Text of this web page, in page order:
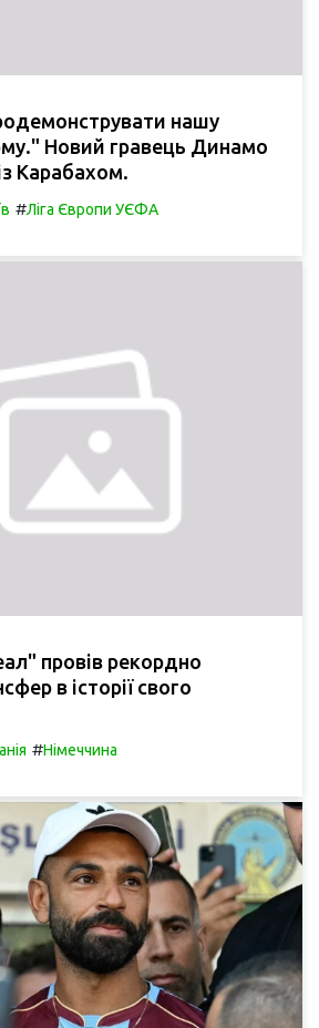
нашу
Новий гравець Динамо
Карабахом.
#Ліга Європи УЄФА
провів рекордно
в історії свого
#Німеччина